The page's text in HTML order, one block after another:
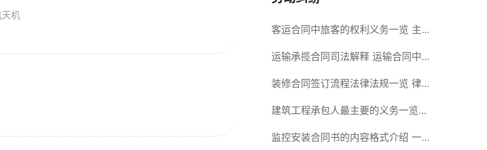
机
客运合同中旅客的权利义务一览 主
要包括这些内容
运输承揽合同司法解释 运输合同中
承运人的义务有哪些
装修合同签订流程法律法规一览 律
师解答
建筑工程承包人最主要的义务一览
承包合同内容介绍
监控安装合同书的内容格式介绍 一